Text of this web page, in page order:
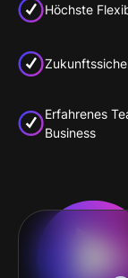
Höchste
Erfahrenes
Business